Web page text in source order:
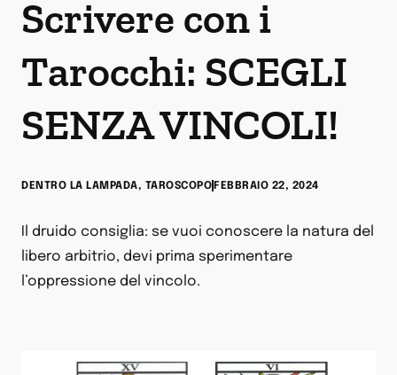
Scrivere con i
Tarocchi: SCEGLI
SENZA VINCOLI!
DENTRO LA LAMPADA, TAROSCOPO FEBBRAIO 22, 2024
Il druido consiglia: se vuoi conoscere la natura del
libero arbitrio, devi prima sperimentare
l’oppressione del vincolo.